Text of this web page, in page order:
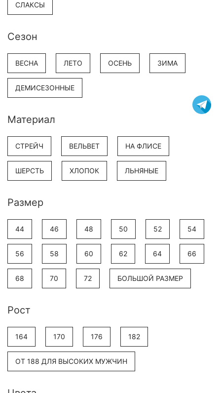
СЛАКСЫ
Сезон
ВЕСНА ЛЕТО ОСЕНЬ ЗИМА
ДЕМИСЕЗОННЫЕ
Материал
СТРЕЙЧ ВЕЛЬВЕТ НА ФЛИСЕ
ШЕРСТЬ ХЛОПОК ЛЬНЯНЫЕ
Размер
44 46 48 50 52 54
56 58 60 62 64 66
68 70 72 БОЛЬШОЙ РАЗМЕР
Рост
164 170 176 182
ОТ 188 ДЛЯ ВЫСОКИХ МУЖЧИН